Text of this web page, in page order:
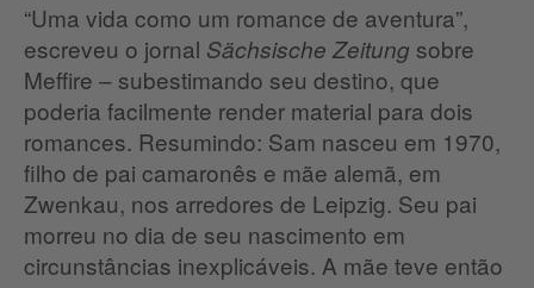
“Uma vida como um romance de aventura”,
escreveu o jornal Sächsische Zeitung sobre
Meffire – subestimando seu destino, que
poderia facilmente render material para dois
romances. Resumindo: Sam nasceu em 1970,
filho de pai camaronês e mãe alemã, em
Zwenkau, nos arredores de Leipzig. Seu pai
morreu no dia de seu nascimento em
circunstâncias inexplicáveis. A mãe teve então